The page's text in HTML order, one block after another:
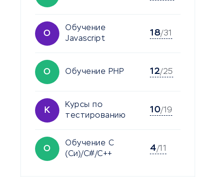
О
Обучение
Javascript
18/31
О Обучение PHP 12/25
К
Курсы по
тестированию
10/19
О
Обучение C
(Си)/C#/C++
4/11